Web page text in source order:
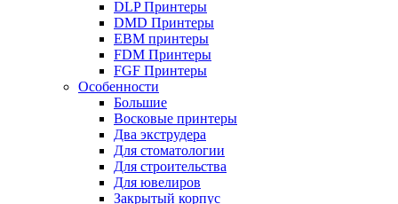
DLP Принтеры
DMD Принтеры
EBM принтеры
FDM Принтеры
FGF Принтеры
Особенности
Большие
Восковые принтеры
Два экструдера
Для стоматологии
Для строительства
Для ювелиров
Закрытый корпус